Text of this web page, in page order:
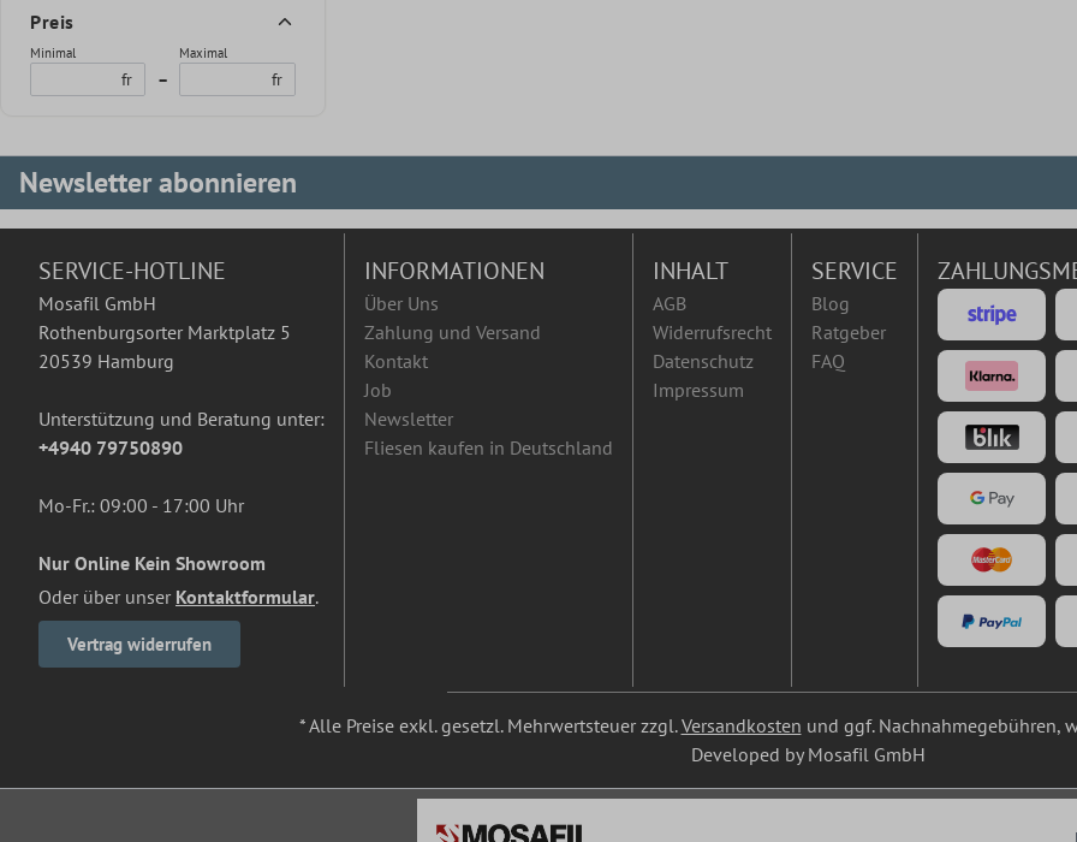
Preis
Minimal
fr –
Maximal
fr
Newsletter abonnieren
SERVICE-HOTLINE
Mosafil GmbH
Rothenburgsorter Marktplatz 5
20539 Hamburg
Unterstützung und Beratung unter:
+4940 79750890
Mo-Fr.: 09:00 - 17:00 Uhr
Nur Online Kein Showroom
Oder über unser Kontaktformular.
Vertrag widerrufen
INFORMATIONEN
Über Uns
Zahlung und Versand
Kontakt
Job
Newsletter
Fliesen kaufen in Deutschland
INHALT
AGB
Widerrufsrecht
Datenschutz
Impressum
SERVICE
Blog
Ratgeber
FAQ
* Alle Preise exkl. gesetzl. Mehrwertsteuer zzgl.Versandkosten und ggf. Nachnahmegebühren,
Developed by Mosafil GmbH